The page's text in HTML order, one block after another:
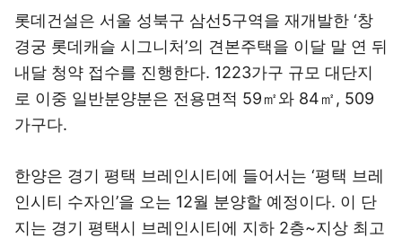
롯데건설은 서울 성북구 삼선5구역을 재개발한 ‘창
경궁 롯데캐슬 시그니처’의 견본주택을 이달 말 연 뒤
내달 청약 접수를 진행한다. 1223가구 규모 대단지
로 이중 일반분양분은 전용면적 59㎡와 84㎡, 509
가구다.
한양은 경기 평택 브레인시티에 들어서는 ‘평택 브레
인시티 수자인’을 오는 12월 분양할 예정이다. 이 단
지는 경기 평택시 브레인시티에 지하 2층~지상 최고